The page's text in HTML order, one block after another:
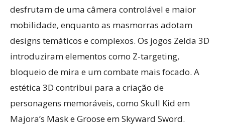
desfrutam de uma câmera controlável e maior
mobilidade, enquanto as masmorras adotam
designs temáticos e complexos. Os jogos Zelda 3D
introduziram elementos como Z-targeting,
bloqueio de mira e um combate mais focado. A
estética 3D contribui para a criação de
personagens memoráveis, como Skull Kid em
Majora’s Mask e Groose em Skyward Sword.